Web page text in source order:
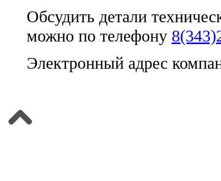
Обсудить детали
можно по телефону
Электронный адрес